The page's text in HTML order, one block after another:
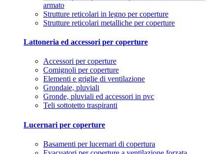
armato
Strutture reticolari in legno per coperture
Strutture reticolari metalliche per coperture
Lattoneria ed accessori per coperture
Accessori per coperture
Comignoli per coperture
Elementi e griglie di ventilazione
Grondaie, pluviali
Gronde, pluviali ed accessori in pvc
Teli sottotetto traspiranti
Lucernari per coperture
Basamenti per lucernari di copertura